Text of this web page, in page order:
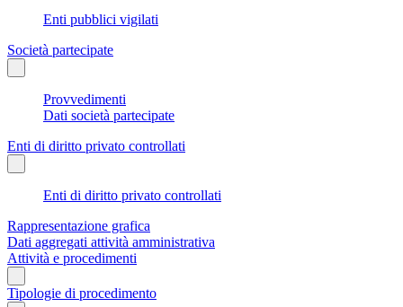
Enti pubblici vigilati
Società partecipate
Provvedimenti
Dati società partecipate
Enti di diritto privato controllati
Enti di diritto privato controllati
Rappresentazione grafica
Dati aggregati attività amministrativa
Attività e procedimenti
Tipologie di procedimento